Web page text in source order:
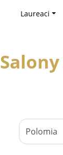
Laureaci